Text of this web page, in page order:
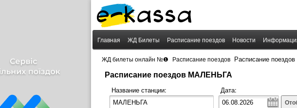
Главная ЖД Билеты Расписание поездов Новости
ЖД билеты онлайн №❶ Расписание поездов Расписание
Расписание поездов МАЛЕНЬГА
Название станции: Дата: